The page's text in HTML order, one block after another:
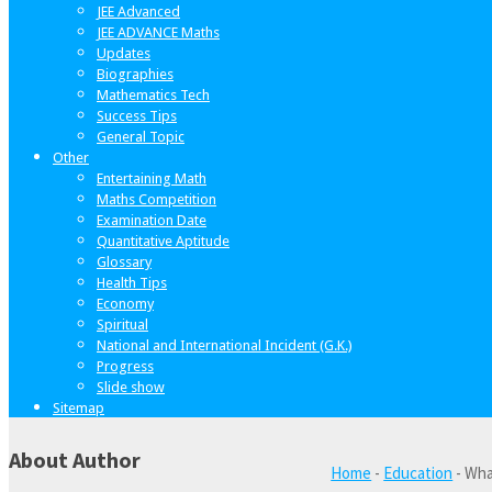
JEE Advanced
JEE ADVANCE Maths
Updates
Biographies
Mathematics Tech
Success Tips
General Topic
Other
Entertaining Math
Maths Competition
Examination Date
Quantitative Aptitude
Glossary
Health Tips
Economy
Spiritual
National and International Incident (G.K.)
Progress
Slide show
Sitemap
Home - Education -
About Author